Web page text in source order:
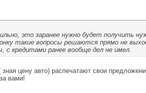
это заранее нужно будет получить
такие вопросы решаются прямо не
с кредитами ранее вообще дел не имел.
цену авто) распечатают свои
вами!